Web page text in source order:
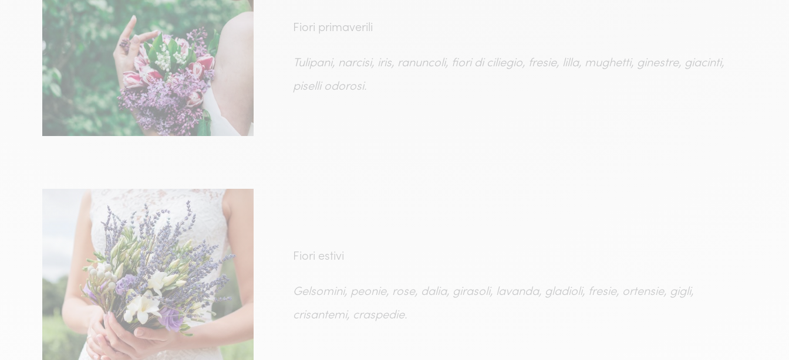
Fiori primaverili
Tulipani, narcisi, iris, ranuncoli, fiori di ciliegio, fresie, lilla, mughetti, ginestre, giacinti,
piselli odorosi.
Fiori estivi
Gelsomini, peonie, rose, dalia, girasoli, lavanda, gladioli, fresie, ortensie, gigli,
crisantemi, craspedie.